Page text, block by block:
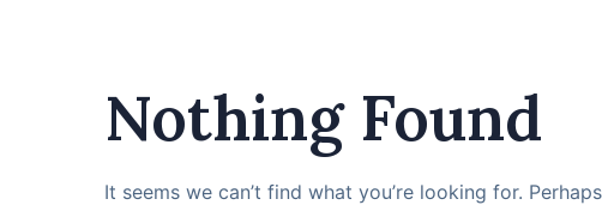
Nothing Found
It seems we can’t find what you’re looking for.